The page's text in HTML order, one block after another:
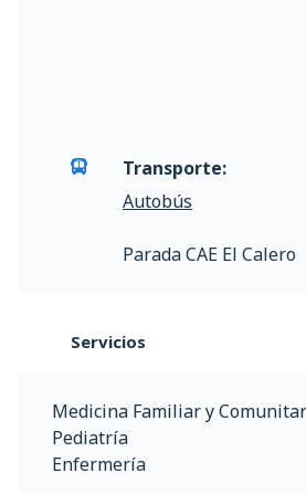
Transporte:
Autobús
Parada CAE El Calero
Servicios
Medicina Familiar y
Pediatría
Enfermería